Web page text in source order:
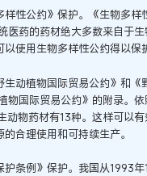
公约》保护。《生物多样
医药的药材绝大多数来自于
使用生物多样性公约得以保
植物国际贸易公约》和《
物国际贸易公约》的附录。
物药材有13种。这样可以
合理使用和可持续生产。
例》保护。我国从1993年1